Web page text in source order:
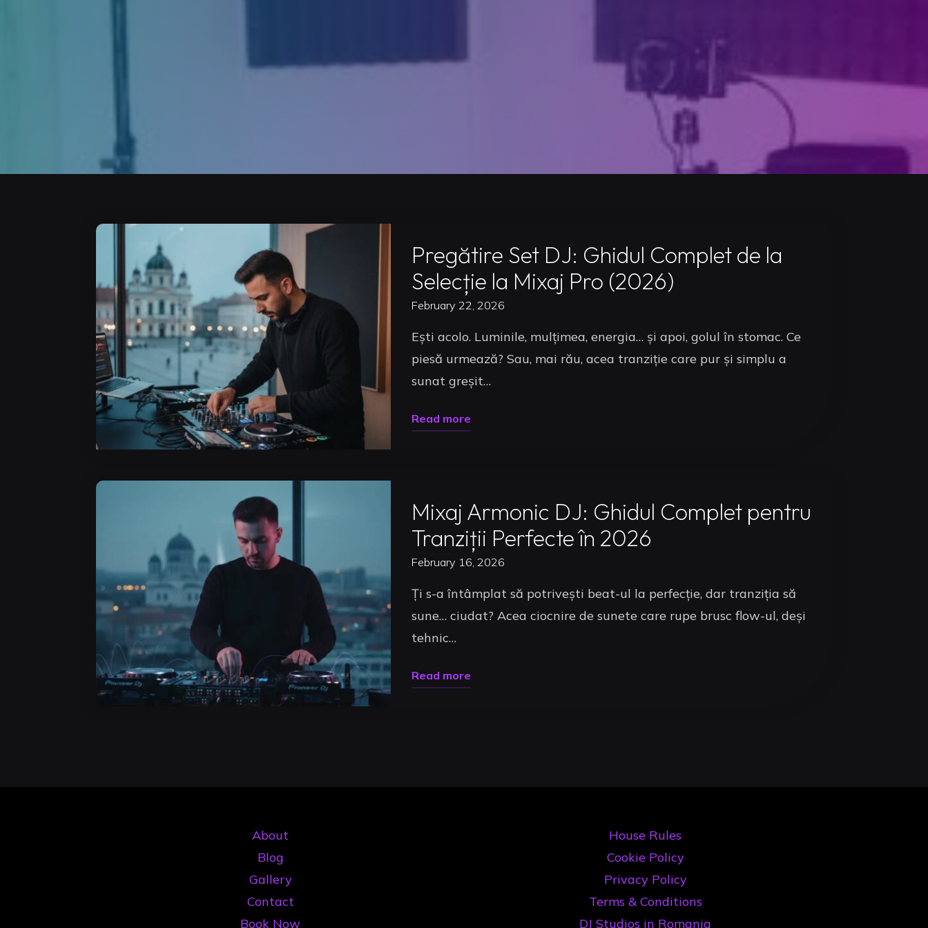
Pregătire Set DJ: Ghidul Complet de la
Selecție la Mixaj Pro (2026)
February 22, 2026
Ești acolo. Luminile, mulțimea, energia… și apoi, golul în stomac. Ce
piesă urmează? Sau, mai rău, acea tranziție care pur și simplu a
sunat greșit…
Read more"Pregătire
Complet
de
la
la
Mixaj
Mixaj Armonic DJ: Ghidul Complet pentru
Tranziții Perfecte în 2026
February 16, 2026
Ți s-a întâmplat să potrivești beat-ul la perfecție, dar tranziția să
sune… ciudat? Acea ciocnire de sunete care rupe brusc flow-ul, deși
tehnic…
Read more"Mixaj
About
Blog
Gallery
Contact
Book Now
House Rules
Cookie Policy
Privacy Policy
Terms & Conditions
DJ Studios in Romania